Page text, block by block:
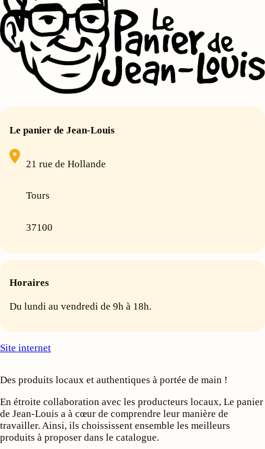
Le panier de Jean-Louis
21 rue de Hollande
Tours
37100
Horaires
Du lundi au vendredi de 9h à 18h.
Site internet
Des produits locaux et authentiques à portée de main !
En étroite collaboration avec les producteurs locaux, Le panier
de Jean-Louis a à cœur de comprendre leur manière de
travailler. Ainsi, ils choississent ensemble les meilleurs
produits à proposer dans le catalogue.